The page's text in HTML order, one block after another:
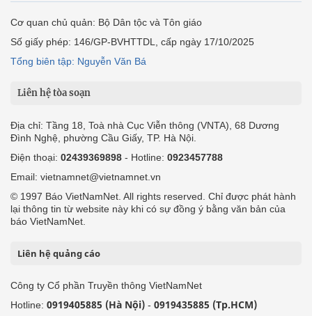
Cơ quan chủ quản: Bộ Dân tộc và Tôn giáo
Số giấy phép: 146/GP-BVHTTDL, cấp ngày 17/10/2025
Tổng biên tập: Nguyễn Văn Bá
Liên hệ tòa soạn
Địa chỉ: Tầng 18, Toà nhà Cục Viễn thông (VNTA), 68 Dương
Đình Nghệ, phường Cầu Giấy, TP. Hà Nội.
Điện thoại: 02439369898 - Hotline: 0923457788
Email: vietnamnet@vietnamnet.vn
© 1997 Báo VietNamNet. All rights reserved. Chỉ được phát hành
lại thông tin từ website này khi có sự đồng ý bằng văn bản của
báo VietNamNet.
Liên hệ quảng cáo
Công ty Cổ phần Truyền thông VietNamNet
Hotline: 0919405885 (Hà Nội) - 0919435885 (Tp.HCM)